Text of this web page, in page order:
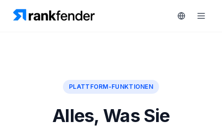
PLATTFORM-FUNKTIONEN
Alles, Was Sie